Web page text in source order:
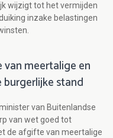
wijzigt tot het vermijden
inzake belastingen
meertalige en
stand
van Buitenlandse
van wet goed tot
de afgifte van meertalige